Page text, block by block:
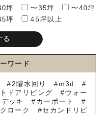
坪 〜35坪
〜40坪
坪
45坪以上
ワード
2階水回り
m3d
ドアリビング
ウォー
ッキ
カーポート
ローク
セカンドリビ